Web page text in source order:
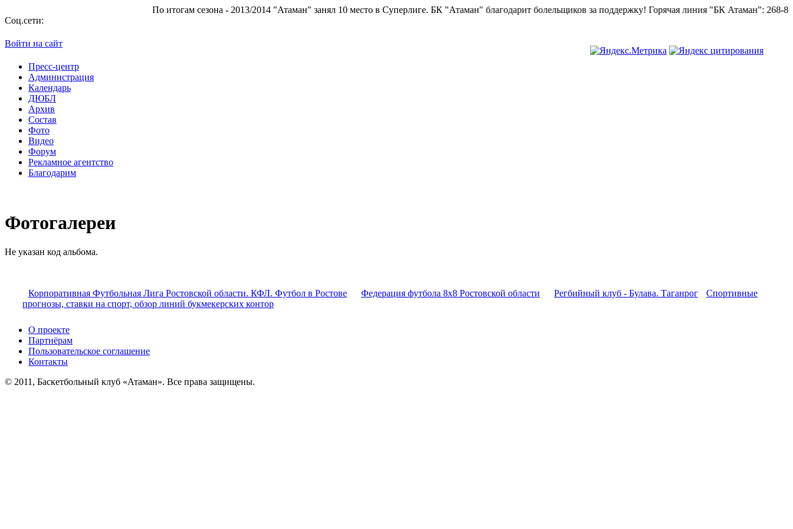
По итогам сезона - 2013/2014 "Атаман" занял 10 место в Суперлиге.БК "Атаман" благодарит болельщиков за поддержку!Горячая линия "БК Атаман":268-82-02.
Соц.сети:
Войти на сайт
Пресс-центр
Администрация
Календарь
ДЮБЛ
Архив
Состав
Фото
Видео
Форум
Рекламное агентство
Благодарим
Фотогалереи
Не указан код альбома.
Корпоративная Футбольная Лига Ростовской области. КФЛ. Футбол в Ростове Федерация футбола 8x8 Ростовской области Регбийный клуб - Булава. Таганрог
Спортивные
прогнозы, ставки на спорт, обзор линий букмекерских контор
О проекте
Партнёрам
Пользовательское соглашение
Контакты
© 2011, Баскетбольный клуб «Атаман». Все права защищены.